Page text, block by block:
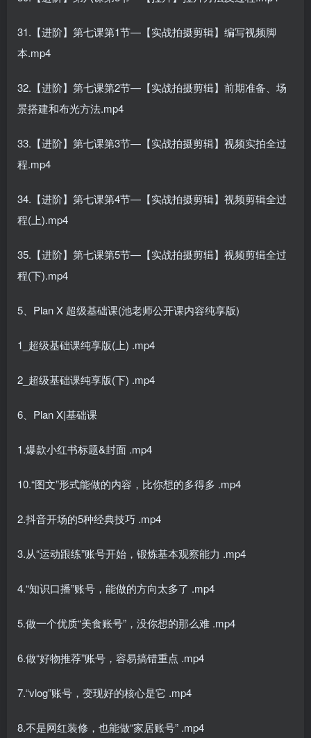
31.【进阶】第七课第1节—【实战拍摄剪辑】编写视频脚
本.mp4
32.【进阶】第七课第2节—【实战拍摄剪辑】前期准备、场
景搭建和布光方法.mp4
33.【进阶】第七课第3节—【实战拍摄剪辑】视频实拍全过
程.mp4
34.【进阶】第七课第4节—【实战拍摄剪辑】视频剪辑全过
程(上).mp4
35.【进阶】第七课第5节—【实战拍摄剪辑】视频剪辑全过
程(下).mp4
5、Plan X 超级基础课(池老师公开课内容纯享版)
1_超级基础课纯享版(上) .mp4
2_超级基础课纯享版(下) .mp4
6、Plan X|基础课
1.爆款小红书标题&封面 .mp4
10.“图文”形式能做的内容，比你想的多得多 .mp4
2.抖音开场的5种经典技巧 .mp4
3.从“运动跟练”账号开始，锻炼基本观察能力 .mp4
4.“知识口播”账号，能做的方向太多了 .mp4
5.做一个优质“美食账号”，没你想的那么难 .mp4
6.做“好物推荐”账号，容易搞错重点 .mp4
7.“vlog”账号，变现好的核心是它 .mp4
8.不是网红装修，也能做“家居账号” .mp4